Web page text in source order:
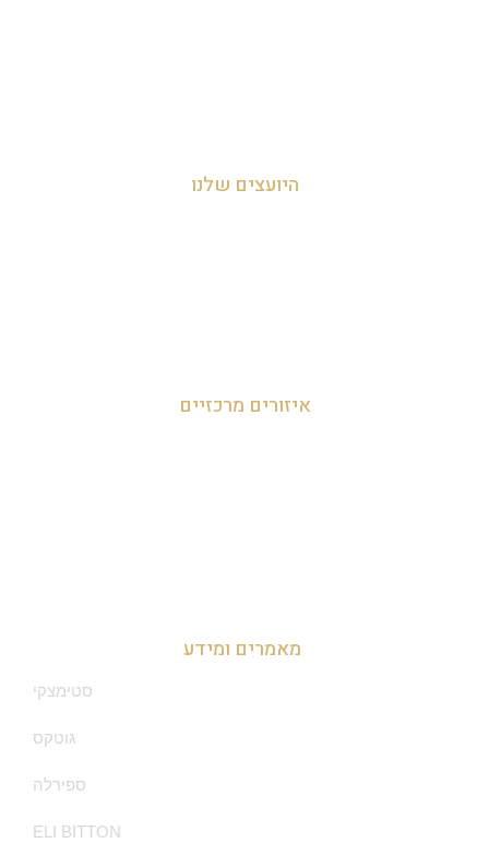
היועצים שלנו
איזורים מרכזיים
מאמרים ומידע
סטימצקי
גוטקס
ספירלה
ELI BITTON